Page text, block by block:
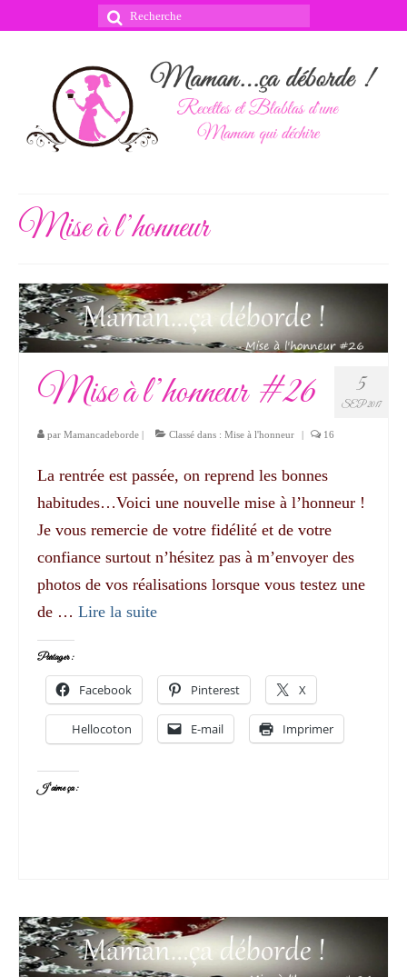
Rechercher
Mise à l’honneur
5
SEP 2017
Mise à l’honneur #26
par Mamancadeborde | Classé dans : Mise à l'honneur | 16
La rentrée est passée, on reprend les bonnes
habitudes…Voici une nouvelle mise à l’honneur !
Je vous remercie de votre fidélité et de votre
confiance surtout n’hésitez pas à m’envoyer des
photos de vos réalisations lorsque vous testez une
de … Lire la suite­­
Partager :
Facebook Pinterest X
Hellocoton E-mail Imprimer
J’aime ça :